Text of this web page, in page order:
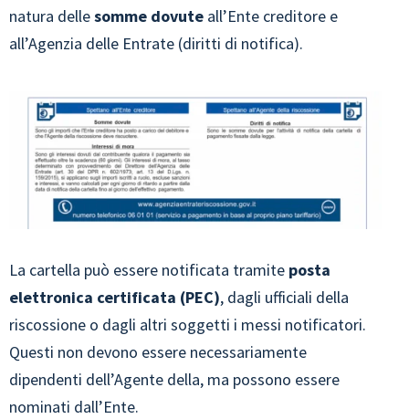
natura dellesomme dovute all’Ente creditore e
all’Agenzia delle Entrate (diritti di notifica).
La cartella può essere notificata tramite posta
elettronica certificata (PEC), dagli ufficiali della
riscossione o dagli altri soggetti i messi notificatori.
Questi non devono essere necessariamente
dipendenti dell’Agente della, ma possono essere
nominati dall’Ente.